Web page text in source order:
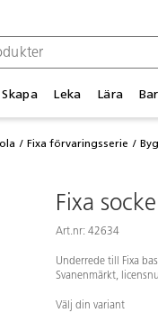
Skapa Leka Lära
Fixa förvaringsserie
Fixa
Art.nr: 42634
Underrede till Fixa
Svanenmärkt,
Välj din variant